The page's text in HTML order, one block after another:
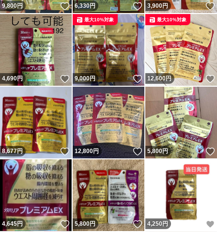
9,800円 いいね！
6,330円 いいね！
3,900円
4,690円 いいね！
9,000円 いいね！
最大10%対象
12,600円
最大10%対象
8,677円 いいね！
12,800円 いいね！
5,800円
4,645円 いいね！
5,800円 いいね！
4,250 円